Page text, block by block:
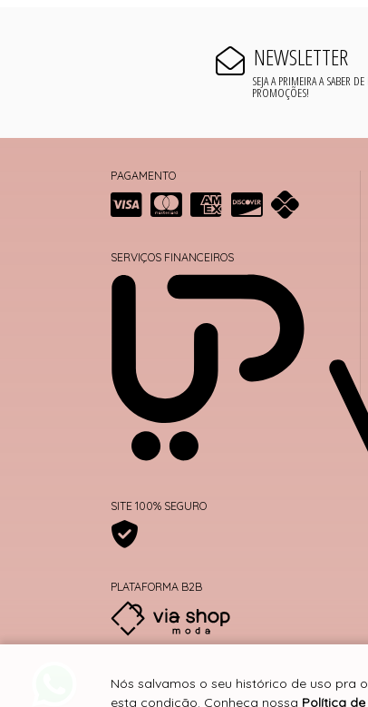
NEWSLETTER
SEJA A PRIMEIRA A SABER
PROMOÇÕES!
PAGAMENTO
SERVIÇOS FINANCEIROS
SITE 100% SEGURO
PLATAFORMA B2B
Nós salvamos o seu histórico de uso pra
esta condição. Conheça nossa Política